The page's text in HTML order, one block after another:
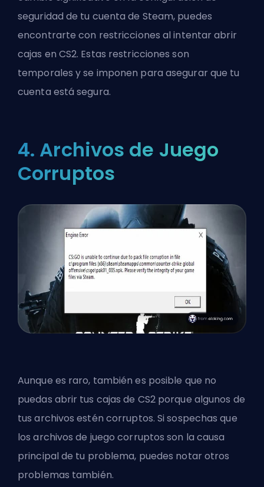
seguridad de tu cuenta de Steam, puedes
encontrarte con restricciones al intentar abrir
cajas en CS2. Estas restricciones son
temporales y se imponen para asegurar que tu
cuenta está segura.
4. Archivos de Juego
Corruptos
Aunque es raro, también es posible que no
puedas abrir tus cajas de CS2 porque algunos de
tus archivos estén corruptos. Si sospechas que
los archivos de juego corruptos son la causa
principal de tu problema, puedes notar otros
problemas también.